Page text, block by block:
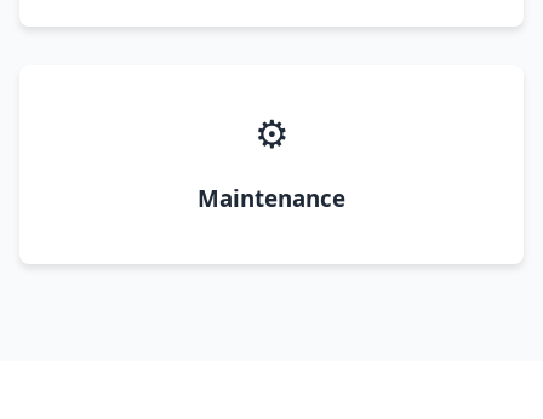
⚙️
Maintenance